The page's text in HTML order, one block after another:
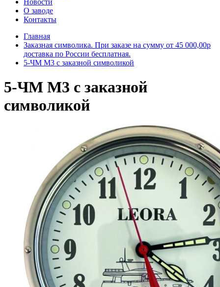
Новости
О заводе
Контакты
Главная
Заказная символика. При заказе на сумму от 45 000,00р
доставка по России бесплатная.
5-ЧМ М3 с заказной символикой
5-ЧМ М3 с заказной
символикой